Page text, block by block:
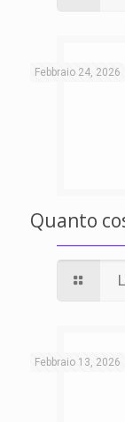
Febbraio 24, 2026
Quanto
Febbraio 13, 2026